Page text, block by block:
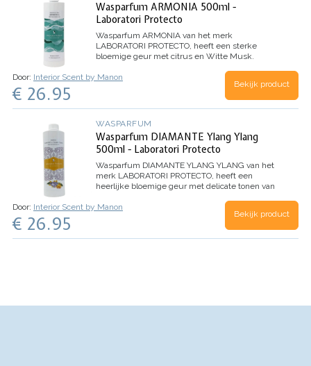
Wasparfum ARMONIA 500ml -
Laboratori Protecto
Wasparfum ARMONIA van het merk
LABORATORI PROTECTO, heeft een sterke
bloemige geur met citrus en Witte Musk.
evolueert het parfum beter en behoudt het de
Inhoud 500ml (voor 100
Door: Interior Scent by Manon
€ 26.95 Bekijk product
WASPARFUM
Wasparfum DIAMANTE Ylang Ylang
500ml - Laboratori Protecto
Wasparfum DIAMANTE YLANG YLANG van het
merk LABORATORI PROTECTO, heeft een
heerlijke bloemige geur met delicate tonen van
Dennen
HART: Jasmijn, Lelie, Roos
Inhoud 500ml
Door: Interior Scent by Manon
€ 26.95 Bekijk product